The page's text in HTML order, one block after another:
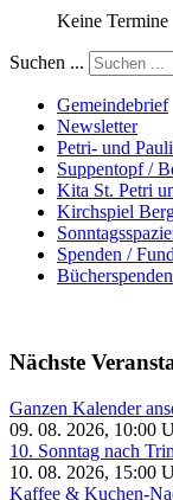
Keine Termine
Suchen ...
Gemeindebrief
Newsletter
Petri- und
Suppentopf /
Kita St. Petri
Kirchspiel
Spenden /
Bücherspenden
Nächste
Ganzen Kalender
09. 08. 2026, 10:00
10. Sonntag nach
10. 08. 2026, 15:00
Kaffee & Kuchen-